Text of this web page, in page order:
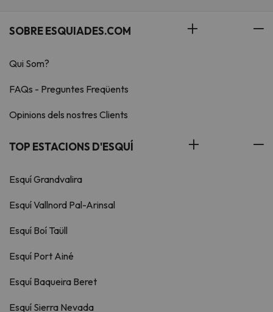
SOBRE ESQUIADES.COM
Qui Som?
FAQs - Preguntes Freqüents
Opinions dels nostres Clients
TOP ESTACIONS D'ESQUÍ
Esquí Grandvalira
Esquí Vallnord Pal-Arinsal
Esquí Boí Taüll
Esquí Port Ainé
Esquí Baqueira Beret
Esquí Sierra Nevada